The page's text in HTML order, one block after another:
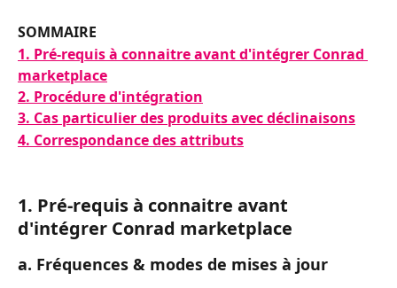
SOMMAIRE
1. Pré-requis à connaitre avant d'intégrer Conrad
marketplace
2. Procédure d'intégration
3. Cas particulier des produits avec déclinaisons
4. Correspondance des attributs
1. Pré-requis à connaitre avant
d'intégrer Conrad marketplace
a. Fréquences & modes de mises à jour